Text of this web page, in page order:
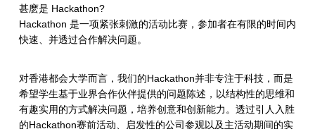
甚麽是 Hackathon?
Hackathon 是一项紧张刺激的活动比赛，参加者在有限的时间内
快速、并透过合作解决问题。
对香港都会大学而言，我们的Hackathon并非专注于科技，而是
希望学生基于业界合作伙伴提供的问题陈述，以结构性的思维和
有趣实用的方式解决问题，培养创意和创新能力。透过引人入胜
的Hackathon赛前活动、启发性的公司参观以及主活动期间的实